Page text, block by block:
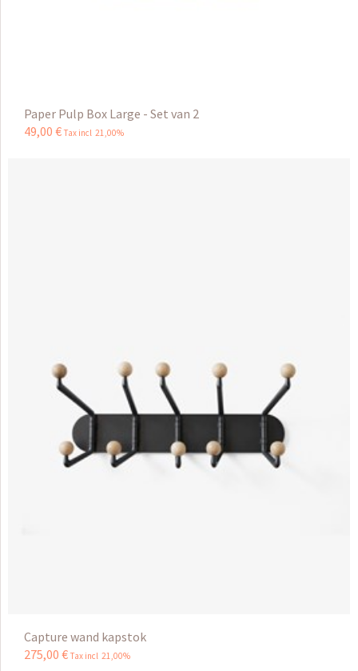
Paper Pulp Box Large - Set van 2
49,00 € Tax incl 21,00%
Capture wand kapstok
275,00 € Tax incl 21,00%